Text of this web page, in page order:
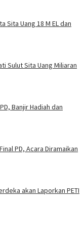
Sita Uang 18 M EL dan
Sulut Sita Uang Miliaran
Banjir Hadiah dan
PD, Acara Diramaikan
akan Laporkan PETI